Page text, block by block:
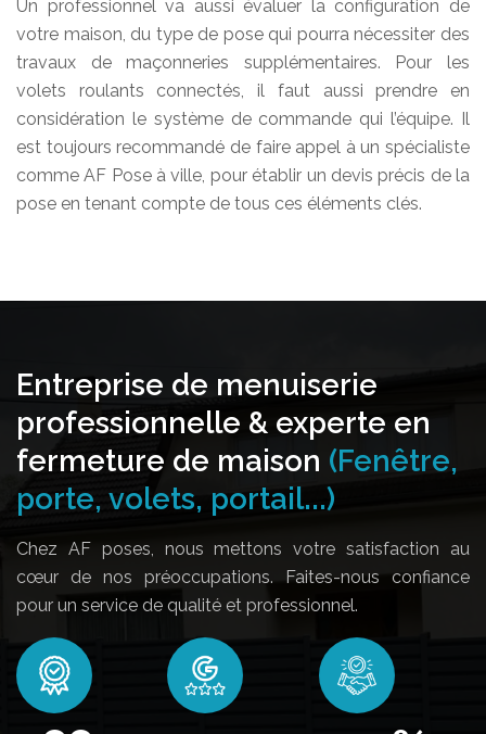
Un professionnel va aussi évaluer la configuration de
votre maison, du type de pose qui pourra nécessiter des
travaux de maçonneries supplémentaires. Pour les
volets roulants connectés, il faut aussi prendre en
considération le système de commande qui l’équipe. Il
est toujours recommandé de faire appel à un spécialiste
comme AF Pose à ville, pour établir un devis précis de la
pose en tenant compte de tous ces éléments clés.
Entreprise de menuiserie
professionnelle & experte en
fermeture de maison (Fenêtre,
porte, volets, portail...)
Chez AF poses, nous mettons votre satisfaction au
cœur de nos préoccupations. Faites-nous confiance
pour un service de qualité et professionnel.